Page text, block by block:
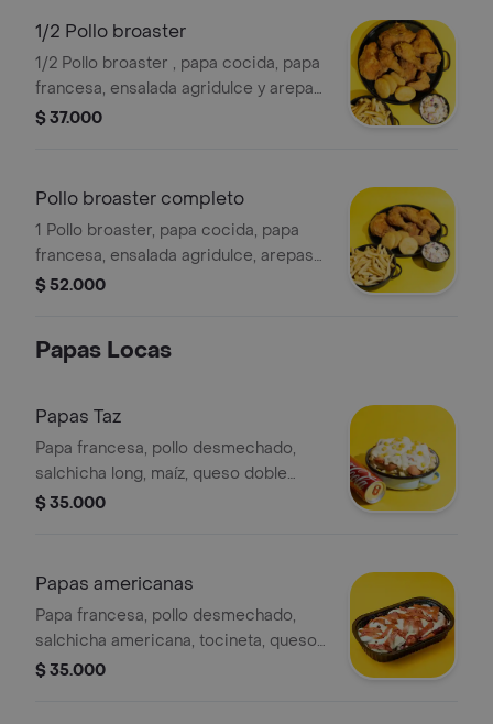
1/2 Pollo broaster
1/2 Pollo broaster , papa cocida, papa
francesa, ensalada agridulce y arepas
fritas.
$ 37.000
Pollo broaster completo
1 Pollo broaster, papa cocida, papa
francesa, ensalada agridulce, arepas
fritas.
$ 52.000
Papas Locas
Papas Taz
Papa francesa, pollo desmechado,
salchicha long, maíz, queso doble
crema gratinado.
$ 35.000
Papas americanas
Papa francesa, pollo desmechado,
salchicha americana, tocineta, queso
doble crema gratinado, salsa bbq,
$ 35.000